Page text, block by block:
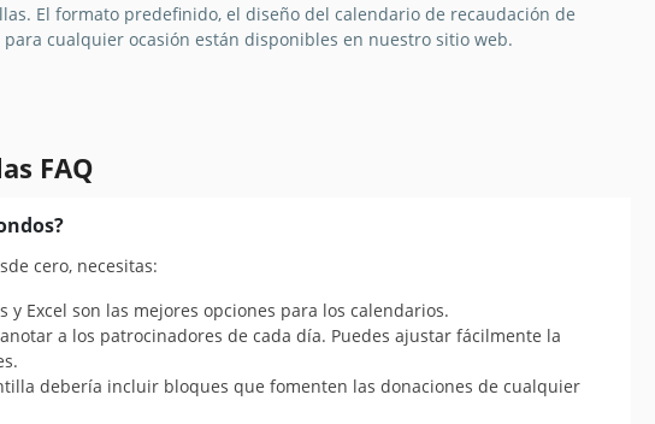
El formato predefinido, el diseño del calendario de recaudación de
para cualquier ocasión están disponibles en nuestro sitio web.
FAQ
cero, necesitas:
y Excel son las mejores opciones para los calendarios.
a los patrocinadores de cada día. Puedes ajustar fácilmente la
debería incluir bloques que fomenten las donaciones de cualquier